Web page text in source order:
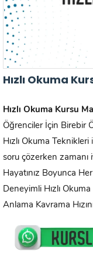
Hızlı Okuma
Hızlı Okuma Kursu
Öğrenciler İçin Birebir
Hızlı Okuma
soru çözerken zamanı
Hayatınız Boyunca
Deneyimli Hızlı
Anlama Kavrama